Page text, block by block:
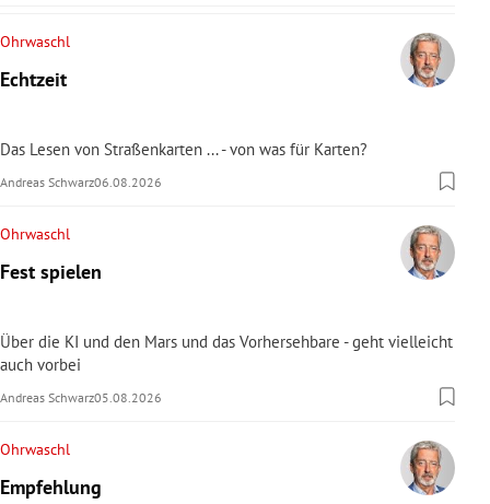
Ohrwaschl
Echtzeit
Das Lesen von Straßenkarten ... - von was für Karten?
Andreas Schwarz06.08.2026
Ohrwaschl
Fest spielen
Über die KI und den Mars und das Vorhersehbare - geht vielleicht
auch vorbei
Andreas Schwarz05.08.2026
Ohrwaschl
Empfehlung